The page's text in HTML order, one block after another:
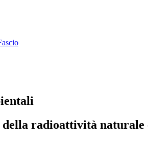
della radioattività